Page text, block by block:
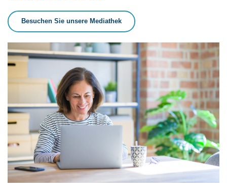
Besuchen Sie unsere Mediathek